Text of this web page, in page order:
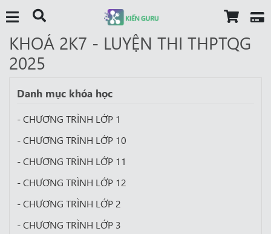
KHOÁ 2K7 - LUYỆN THI THPTQG
2025
Danh mục khóa học
- CHƯƠNG TRÌNH LỚP 1
- CHƯƠNG TRÌNH LỚP 10
- CHƯƠNG TRÌNH LỚP 11
- CHƯƠNG TRÌNH LỚP 12
- CHƯƠNG TRÌNH LỚP 2
- CHƯƠNG TRÌNH LỚP 3